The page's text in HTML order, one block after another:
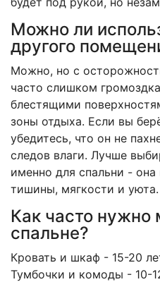
Можно ли
другого
Можно, но с
часто слишком
блестящими
зоны отдыха. Если вы
убедитесь, что он не
следов влаги. Лучше
именно для спальни -
тишины, мягкости и уюта.
Как часто нужно
спальне?
Кровать и шкаф - 15-20
Тумбочки и комоды - 10-